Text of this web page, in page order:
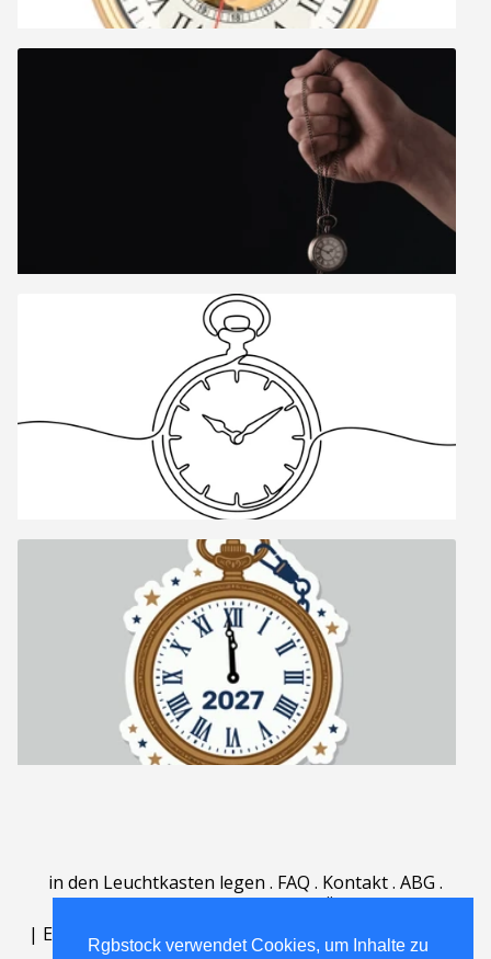
Rgbstock verwendet Cookies, um Inhalte zu
in den Leuchtkasten legen . FAQ . Kontakt. ABG .
| English | Deutsch Español | Polski | Português